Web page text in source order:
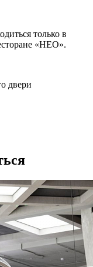
только в
«НЕО».
двери